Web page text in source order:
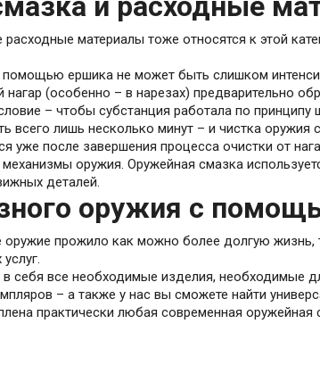
материалы тоже относятся к этой
ершика не может быть слишком
(особенно – в нарезах) предварительно
– чтобы субстанция работала по
всего лишь несколько минут – и чистка оружия
уже после завершения процесса очистки от
оружия. Оружейная смазка
деталей.
оружия с
прожило как можно более долгую жизнь,
себя все необходимые изделия, необходимые
– а также у нас вы сможете найти
практически любая современная